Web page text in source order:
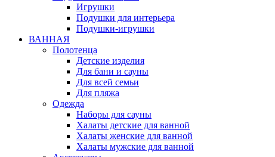
Игрушки
Подушки для интерьера
Подушки-игрушки
ВАННАЯ
Полотенца
Детские изделия
Для бани и сауны
Для всей семьи
Для пляжа
Одежда
Наборы для сауны
Халаты детские для ванной
Халаты женские для ванной
Халаты мужские для ванной